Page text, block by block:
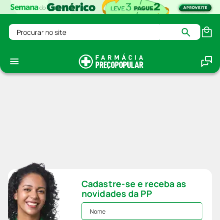
Procurar no site
Cadastre-se e receba as
novidades da PP